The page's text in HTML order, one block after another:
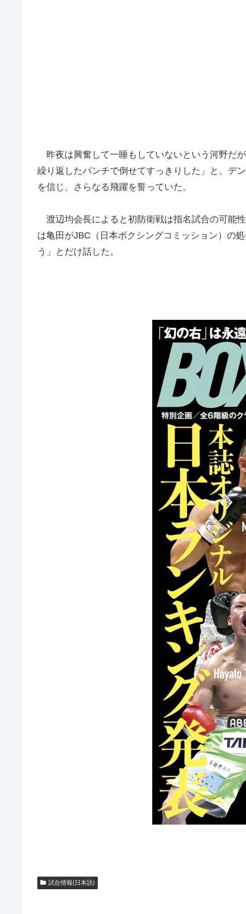
昨夜は興奮して一睡もしていないという河野だ
繰り返したパンチで倒せてすっきりした」と、デ
を信じ、さらなる飛躍を誓っていた。
渡辺均会長によると初防衛戦は指名試合の可能
は亀田がJBC（日本ボクシングコミッション）の
う」とだけ話した。
試合情報(日本語)